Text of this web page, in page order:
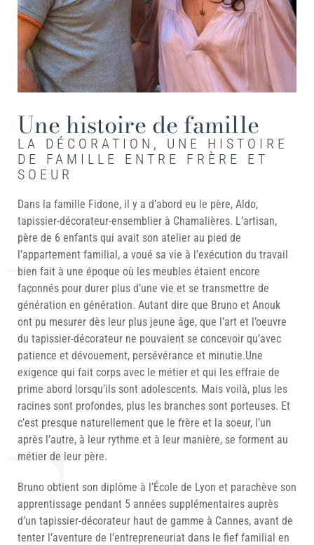
Une histoire de famille
LA DÉCORATION, UNE HISTOIRE
DE FAMILLE ENTRE FRÈRE ET
SOEUR
Dans la famille Fidone, il y a d’abord eu le père, Aldo,
tapissier-décorateur-ensemblier à Chamalières. L’artisan,
père de 6 enfants qui avait son atelier au pied de
l’appartement familial, a voué sa vie à l’exécution du travail
bien fait à une époque où les meubles étaient encore
façonnés pour durer plus d’une vie et se transmettre de
génération en génération. Autant dire que Bruno et Anouk
ont pu mesurer dès leur plus jeune âge, que l’art et l’oeuvre
du tapissier-décorateur ne pouvaient se concevoir qu’avec
patience et dévouement, persévérance et minutie.Une
exigence qui fait corps avec le métier et qui les effraie de
prime abord lorsqu’ils sont adolescents. Mais voilà, plus les
racines sont profondes, plus les branches sont porteuses. Et
c’est presque naturellement que le frère et la soeur, l’un
après l’autre, à leur rythme et à leur manière, se forment au
métier de leur père.
Bruno obtient son diplôme à l’École de Lyon et parachève son
apprentissage pendant 5 années supplémentaires auprès
d’un tapissier-décorateur haut de gamme à Cannes, avant de
tenter l’aventure de l’entrepreneuriat dans le fief familial en